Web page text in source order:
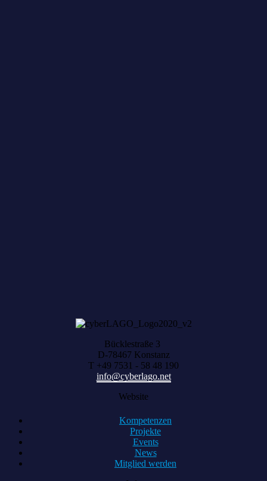
Bücklestraße 3
D-78467 Konstanz
T +49 7531 - 58 48 190
info@cyberlago.net
Website
Kompetenzen
Projekte
Events
News
Mitglied werden